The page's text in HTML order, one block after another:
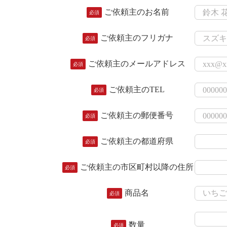
必須 ご依頼主のお名前
必須 ご依頼主のフリガナ
必須 ご依頼主のメールアドレス
必須 ご依頼主のTEL
必須 ご依頼主の郵便番号
必須 ご依頼主の都道府県
必須 ご依頼主の市区町村以降の住所
必須 商品名
必須 数量